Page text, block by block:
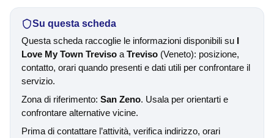
Su questa scheda
Questa scheda raccoglie le informazioni disponibili su I
Love My Town Treviso a Treviso (Veneto): posizione,
contatto, orari quando presenti e dati utili per confrontare il
servizio.
Zona di riferimento: San Zeno. Usala per orientarti e
confrontare alternative vicine.
Prima di contattare l’attività, verifica indirizzo, orari